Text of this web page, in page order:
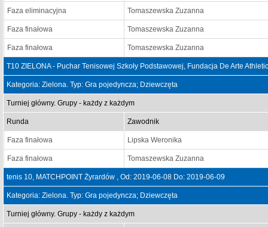
Faza eliminacyjna Tomaszewska Zuzanna
Faza finałowa Tomaszewska Zuzanna
Faza finałowa Tomaszewska Zuzanna
T10 ZIELONA - Puchar Tenisowej Szkoły Podstawowej, Fundacja De Arte
Kategoria: Zielona. Typ: Gra pojedyncza; Dziewczęta
Turniej główny. Grupy - każdy z każdym
Runda Zawodnik
Faza finałowa Lipska Weronika
Faza finałowa Tomaszewska Zuzanna
tenis 10, MATCHPOINT Żyrardów , Od: 2019-06-08 Do: 2019-06-09
Kategoria: Zielona. Typ: Gra pojedyncza; Dziewczęta
Turniej główny. Grupy - każdy z każdym